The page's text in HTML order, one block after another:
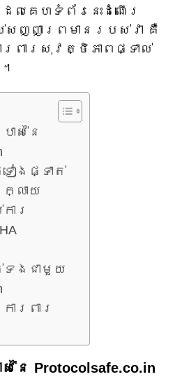
លគេហទំព័រនេះដំណើរ
ញ្ញាព្រមានរបស់វា គឺ
ារពារសុវត្ថិភាពផ្ទាល់
ស់នៃ
ៀងផ្ទាត់
ក្លាយ
ារ
ទងជាមួយ
ារពារ
ៃ Protocolsafe.co.in